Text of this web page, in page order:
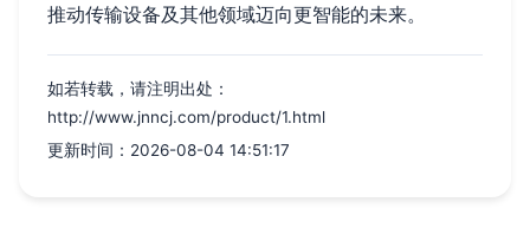
推动传输设备及其他领域迈向更智能的未来。
如若转载，请注明出处：
http://www.jnncj.com/product/1.html
更新时间：2026-08-04 14:51:17